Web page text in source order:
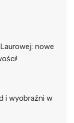
nowe
i wyobraźni w